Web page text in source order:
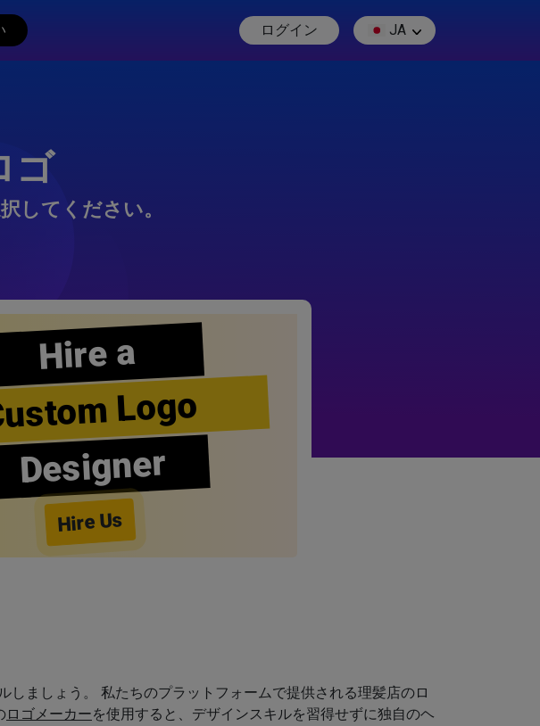
ログイン JA
ゴ
してください。
Hire a
Logo
Designer
Hire Us
ましょう。 私たちのプラットフォームで提供される理髪店のロ
ロゴメーカーを使用すると、デザインスキルを習得せずに独自のヘ